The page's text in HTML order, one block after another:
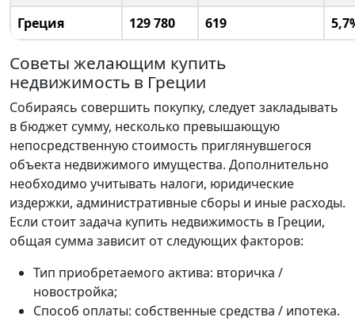
Греция
129 780 619
Советы желающим купить
недвижимость в Греции
Собираясь совершить покупку, следует закладывать
в бюджет сумму, несколько превышающую
непосредственную стоимость приглянувшегося
объекта недвижимого имущества. Дополнительно
необходимо учитывать налоги, юридические
издержки, административные сборы и иные расходы.
Если стоит задача купить недвижимость в Греции,
общая сумма зависит от следующих факторов:
Тип приобретаемого актива: вторичка /
новостройка;
Способ оплаты: собственные средства / ипотека.